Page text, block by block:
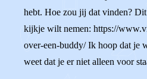
hebt. Hoe zou jij dat vinden?
kijkje wilt nemen: https://
over-een-buddy/ Ik hoop dat je
weet dat je er niet alleen voor